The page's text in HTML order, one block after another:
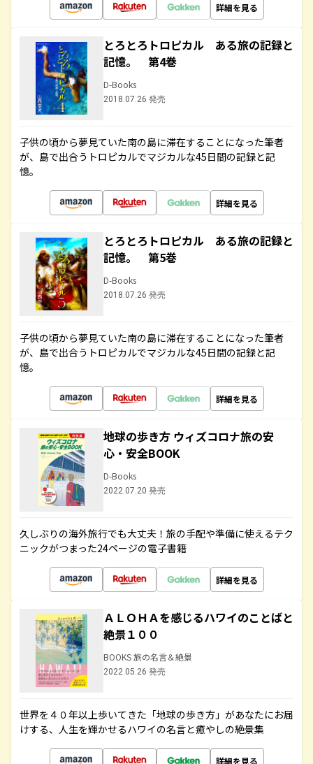
詳細を見る
とろとろトロピカル ある旅の記録と
記憶。 第4巻
D-Books
2018.07.26 発売
子供の頃から夢見ていた南の島に滞在することになった筆者
が、島で出合うトロピカルでマジカルな45日間の記録と記
憶。
詳細を見る
とろとろトロピカル ある旅の記録と
記憶。 第5巻
D-Books
2018.07.26 発売
子供の頃から夢見ていた南の島に滞在することになった筆者
が、島で出合うトロピカルでマジカルな45日間の記録と記
憶。
詳細を見る
地球の歩き方 ウィズコロナ旅の安
心・安全BOOK
D-Books
2022.07.20 発売
久しぶりの海外旅行でも大丈夫！旅の手配や準備に使えるテク
ニックがつまった24ページの電子書籍
詳細を見る
ＡＬＯＨＡを感じるハワイのことばと
絶景１００
BOOKS 旅の名言＆絶景
2022.05.26 発売
世界を４０年以上歩いてきた「地球の歩き方」があなたにお届
けする、人生を輝かせるハワイの名言と癒やしの絶景集
詳細を見る